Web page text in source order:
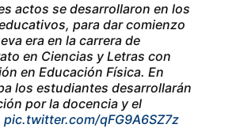
actos se desarrollaron en los
para dar comienzo
era en la carrera de
en Ciencias y Letras con
en Educación Física. En
los estudiantes desarrollarán
por la docencia y el
pic.twitter.com/qFG9A6SZ7z